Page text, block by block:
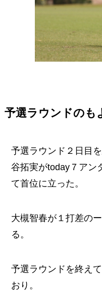
予選ラウンドのも
予選ラウンド２日目
谷拓実がtoday７アン
て首位に立った。
大槻智春が１打差の
る。
予選ラウンドを終え
おり。